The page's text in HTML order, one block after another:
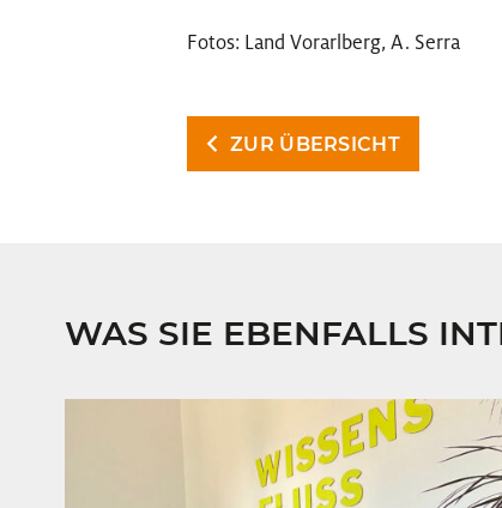
Fotos: Land Vorarlberg, A. Serra
ZUR ÜBERSICHT
WAS SIE EBENFALLS